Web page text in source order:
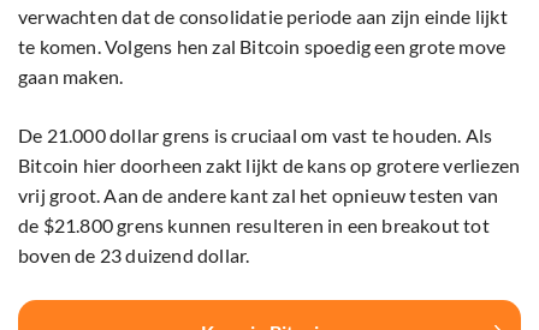
verwachten dat de consolidatie periode aan zijn einde lijkt
te komen. Volgens hen zal Bitcoin spoedig een grote move
gaan maken.
De 21.000 dollar grens is cruciaal om vast te houden. Als
Bitcoin hier doorheen zakt lijkt de kans op grotere verliezen
vrij groot. Aan de andere kant zal het opnieuw testen van
de $21.800 grens kunnen resulteren in een breakout tot
boven de 23 duizend dollar.